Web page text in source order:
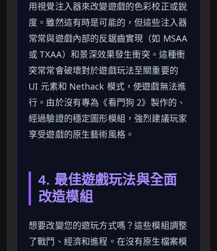
用視覺注入器來改變遊戲的色彩校正或銳
度。雖然這有時是可能的，但這些注入器
常常與遊戲內部的反鋸齒實現（如 MSAA
或 TXAA）和景深效果發生衝突。這種衝
突常常會破壞對於遊戲玩法至關重要的
UI 元素和 Nethack 模式，使遊戲無法進
行。由於沒有專為《看門狗 2》製作的、
經過驗證的穩定圖形模組，強烈建議玩家
享受遊戲的原生藝術風格。
4. 最佳遊戲玩法與全面
改造模組
想要改變您的遊玩方式嗎？這些模組調整
了戰鬥、經濟和進程。在沒有原生檔案模